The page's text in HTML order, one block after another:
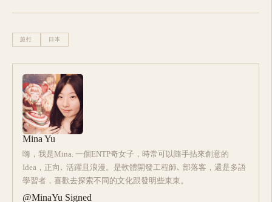
旅行 日本
Mina Yu
嗨，我是Mina. 一個ENTP奇女子，時常可以隨手拈來創意的
Idea，正向､ 活躍且浪漫。是軟體開發工程師､ 部落客，還是多語
學習者，喜歡去探索不同的文化跟發明些東東。
@MinaYu Signed